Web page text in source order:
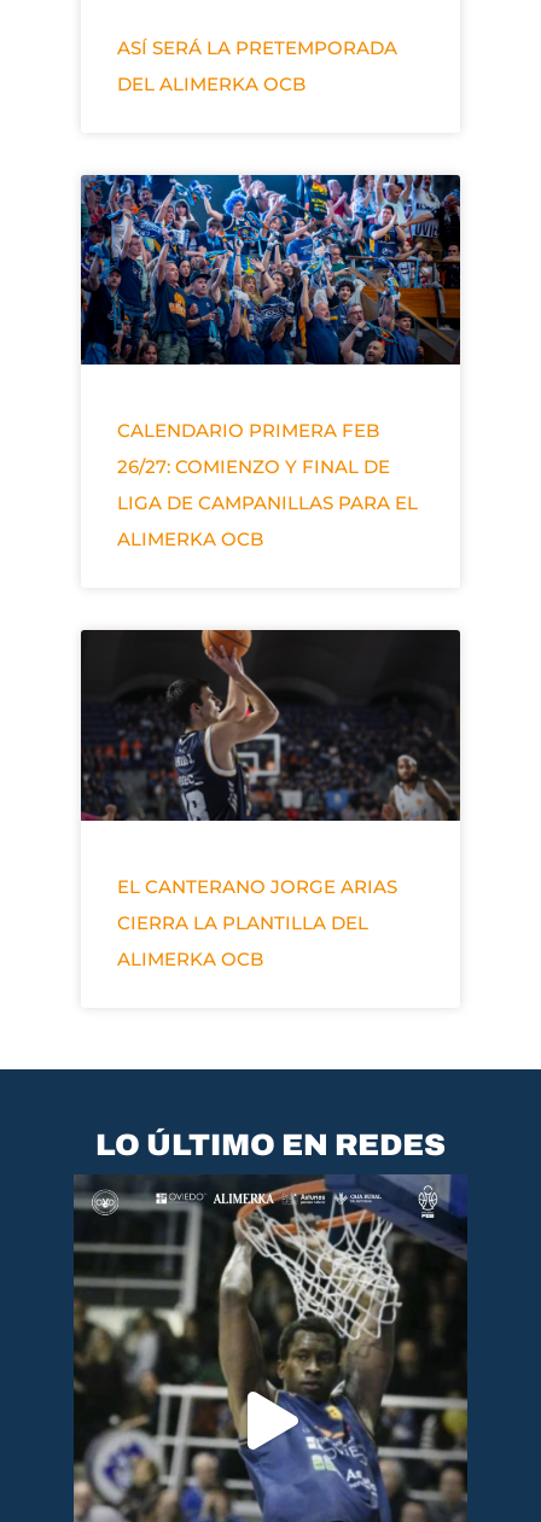
ASÍ SERÁ LA PRETEMPORADA
DEL ALIMERKA OCB
CALENDARIO PRIMERA FEB
26/27: COMIENZO Y FINAL DE
LIGA DE CAMPANILLAS PARA EL
ALIMERKA OCB
EL CANTERANO JORGE ARIAS
CIERRA LA PLANTILLA DEL
ALIMERKA OCB
LO ÚLTIMO EN REDES